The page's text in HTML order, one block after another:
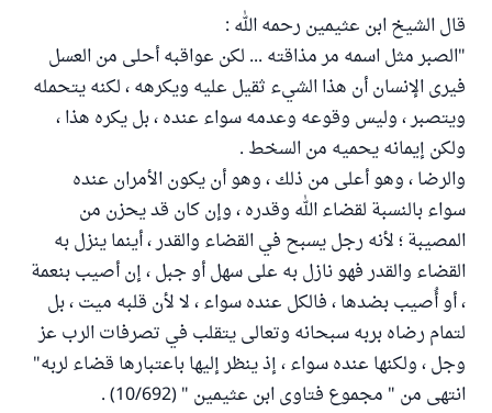
قال الشيخ ابن عثيمين رحمه الله :
"الصبر مثل اسمه مر مذاقته ... لكن عواقبه أحلى من العسل
فيرى الإنسان أن هذا الشيء ثقيل عليه ويكرهه ، لكنه يتحمله
ويتصبر ، وليس وقوعه وعدمه سواء عنده ، بل يكره هذا ،
ولكن إيمانه يحميه من السخط .
والرضا ، وهو أعلى من ذلك ، وهو أن يكون الأمران عنده
سواء بالنسبة لقضاء الله وقدره ، وإن كان قد يحزن من
المصيبة ؛ لأنه رجل يسبح في القضاء والقدر ، أينما ينزل به
القضاء والقدر فهو نازل به على سهل أو جبل ، إن أصيب بنعمة
، أو أُصيب بضدها ، فالكل عنده سواء ، لا لأن قلبه ميت ، بل
لتمام رضاه بربه سبحانه وتعالى يتقلب في تصرفات الرب عز
وجل ، ولكنها عنده سواء ، إذ ينظر إليها باعتبارها قضاء لربه"
انتهى من " مجموع فتاوى ابن عثيمين " (10/692) .